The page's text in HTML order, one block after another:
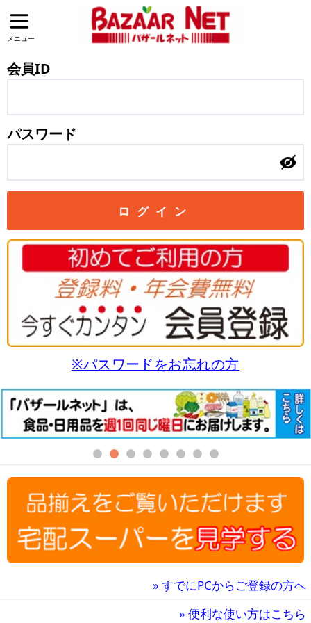
メニュー
会員ID
パスワード
ログイン
※パスワードをお忘れの方
» すでにPCからご登録の方へ
» 便利な使い方はこちら